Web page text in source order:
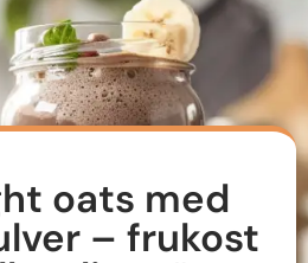
oats med
– frukost